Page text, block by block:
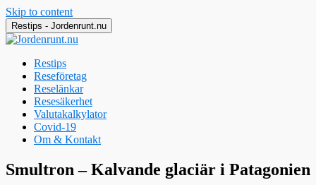
Skip to content
Restips - Jordenrunt.nu
Restips
Reseföretag
Reselänkar
Resesäkerhet
Valutakalkylator
Covid-19
Om & Kontakt
Jordenrunt.nu
Tusen Restips från hela världen
Smultron – Kalvande glaciär i Patagonien